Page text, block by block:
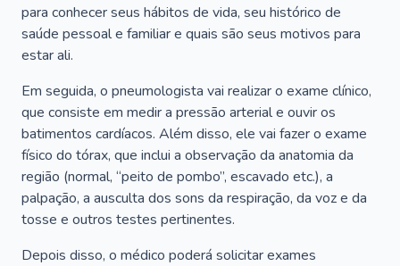
para conhecer seus hábitos de vida, seu histórico de
saúde pessoal e familiar e quais são seus motivos para
estar ali.
Em seguida, o pneumologista vai realizar o exame clínico,
que consiste em medir a pressão arterial e ouvir os
batimentos cardíacos. Além disso, ele vai fazer o exame
físico do tórax, que inclui a observação da anatomia da
região (normal, “peito de pombo”, escavado etc.), a
palpação, a ausculta dos sons da respiração, da voz e da
tosse e outros testes pertinentes.
Depois disso, o médico poderá solicitar exames